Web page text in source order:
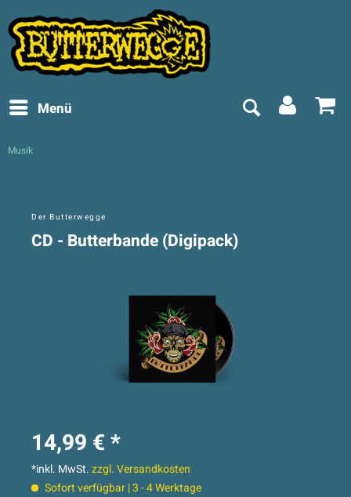
Menü
Musik
Der Butterwegge
CD - Butterbande (Digipack)
14,99 € *
*inkl. MwSt.zzgl. Versandkosten
Sofort verfügbar | 3 - 4 Werktage